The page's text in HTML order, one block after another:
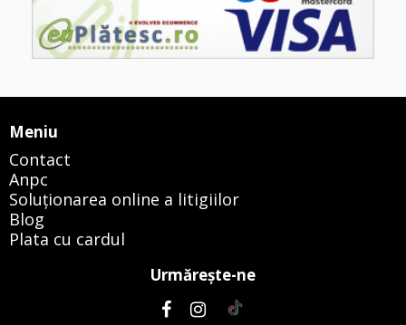
Meniu
Contact
Anpc
Soluționarea online a litigiilor
Blog
Plata cu cardul
Urmăreşte-ne